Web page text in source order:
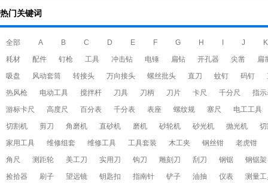
热门关键词
全部 A B C D E F G H J
K
耗材
配件 钉枪 工具 冲击钻 电锤 扁钻 开孔器 尖凿
扁
吸盘
风动套筒 转接头 万向接头 螺丝批头 直刀 蚊钉 码钉
热风枪
电动工具 搅拌杆 刀具 刀柄 刀片 卡尺 千分尺
指
游标卡尺
高度尺 百分表 千分表 表座 螺纹规 塞尺
电工工具
切割机
剪刀 角磨机 直砂机 磨机 砂轮机 砂光机 抛光机
家用工具
维修组套 维修工具 工具套装 木工夹 钢丝钳
老虎钳
角尺
测距轮 美工刀 实用刀 钩刀 雕刻刀 刮刀 钢锯
钢锯架
捡拾器
刷子 望远镜 钥匙扣 指南针 铲子 油抽 仪表
测量